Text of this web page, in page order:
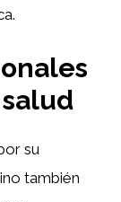
su
también